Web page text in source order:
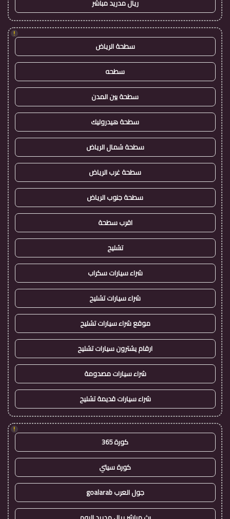
ريال مدريد مباشر
!
سطحة الرياض
سطحه
سطحة بين المدن
سطحة هيدروليك
سطحة شمال الرياض
سطحة غرب الرياض
سطحة جنوب الرياض
اقرب سطحة
تشليح
شراء سيارات سكراب
شراء سيارات تشليح
موقع شراء سيارات تشليح
ارقام يشترون سيارات تشليح
شراء سيارات مصدومة
شراء سيارات قديمة تشليح
!
كورة 365
كورة سيتي
جول العرب goalarab